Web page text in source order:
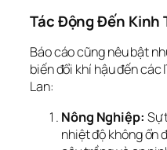
Tác Động Đến Kinh
Báo cáo cũng nêu bật
biến đổi khí hậu đến
Lan:
Nông Nghiệp: Sự
nhiệt độ không ổn